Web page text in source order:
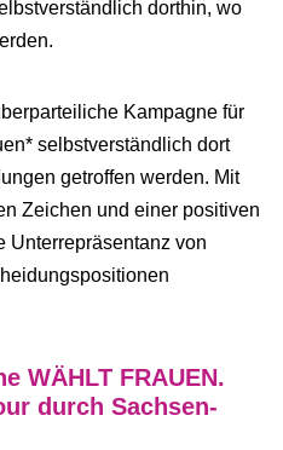
dorthin, wo
Kampagne für
selbstverständlich dort
getroffen werden. Mit
Zeichen und einer positiven
Unterrepräsentanz von
WÄHLT FRAUEN.
durch Sachsen-